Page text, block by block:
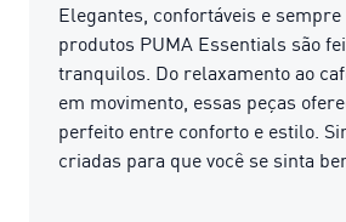
Elegantes, confortáveis ​​e
produtos PUMA Essentials são
tranquilos. Do relaxamento ao
em movimento, essas peças
perfeito entre conforto e estilo.
criadas para que você se sinta